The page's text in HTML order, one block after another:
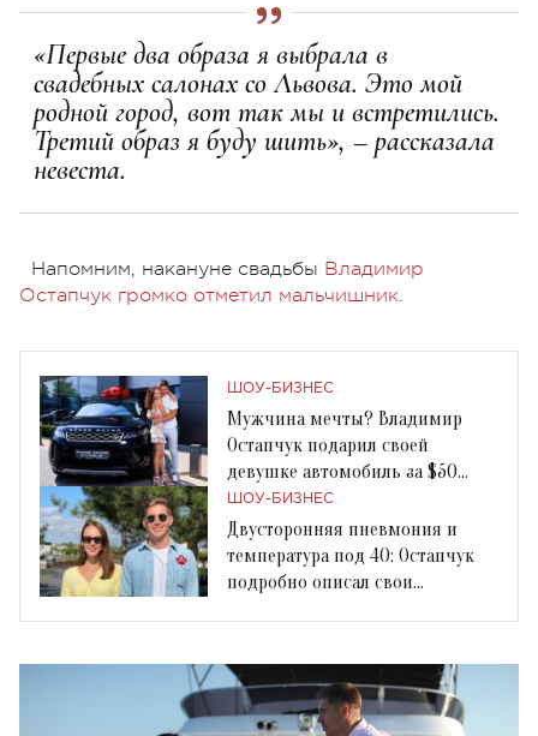
«Первые два образа я выбрала в
свадебных салонах со Львова. Это мой
родной город, вот так мы и встретились.
Третий образ я буду шить», – рассказала
невеста.
Напомним, накануне свадьбы Владимир
Остапчук громко отметил мальчишник.
ШОУ-БИЗНЕС
Мужчина мечты? Владимир
Остапчук подарил своей
девушке автомобиль за $50
тысяч
ШОУ-БИЗНЕС
Двусторонняя пневмония и
температура под 40: Остапчук
подробно описал свои